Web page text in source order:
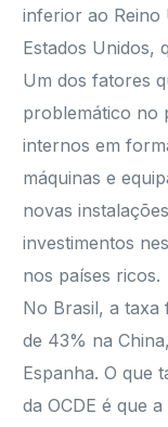
inferior ao Reino
Estados Unidos,
Um dos fatores
problemático no
internos em
máquinas e
novas
investimentos
nos países ricos.
No Brasil, a taxa
de 43% na
Espanha. O que
da OCDE é que